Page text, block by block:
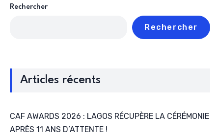
Rechercher
Rechercher
Articles récents
CAF AWARDS 2026 : LAGOS RÉCUPÈRE LA CÉRÉMONIE
APRÈS 11 ANS D’ATTENTE !